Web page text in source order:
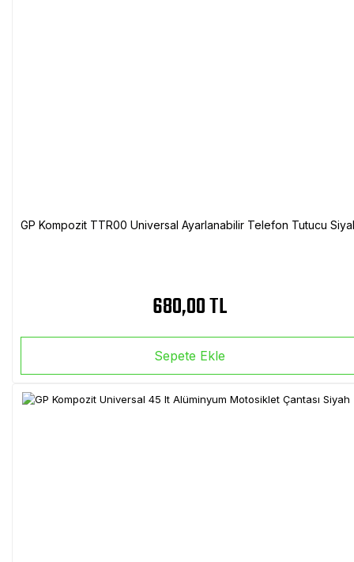
GP Kompozit TTR00 Universal Ayarlanabilir Telefon Tutucu
680,00 TL
Sepete Ekle